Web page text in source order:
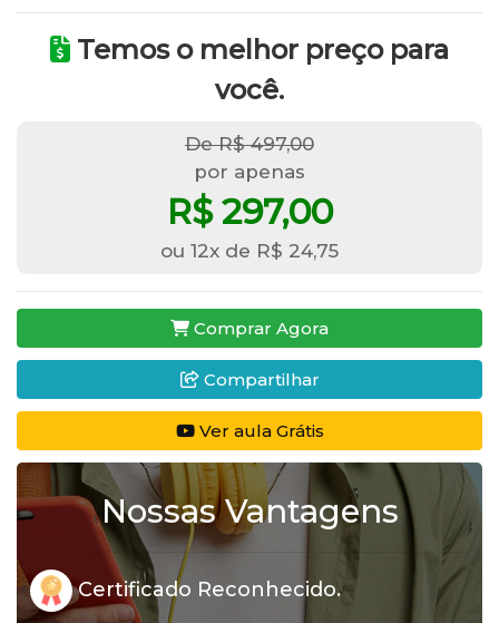
Temos o melhor preço para
você.
De R$ 497,00
por apenas
R$ 297,00
ou 12x de R$ 24,75
Comprar Agora
Compartilhar
Ver aula Grátis
Nossas Vantagens
Certificado Reconhecido.